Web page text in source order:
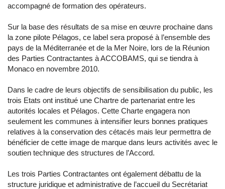
accompagné de formation des opérateurs.
Sur la base des résultats de sa mise en œuvre prochaine dans
la zone pilote Pélagos, ce label sera proposé à l’ensemble des
pays de la Méditerranée et de la Mer Noire, lors de la Réunion
des Parties Contractantes à ACCOBAMS, qui se tiendra à
Monaco en novembre 2010.
Dans le cadre de leurs objectifs de sensibilisation du public, les
trois Etats ont institué une Chartre de partenariat entre les
autorités locales et Pélagos. Cette Charte engagera non
seulement les communes à intensifier leurs bonnes pratiques
relatives à la conservation des cétacés mais leur permettra de
bénéficier de cette image de marque dans leurs activités avec le
soutien technique des structures de l’Accord.
Les trois Parties Contractantes ont également débattu de la
structure juridique et administrative de l’accueil du Secrétariat